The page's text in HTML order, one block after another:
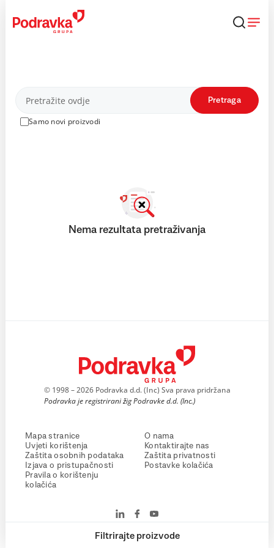
content
Proizvodi
Samo novi proizvodi
Pretraga
Filtrirajte proizvode
Nema rezultata pretraživanja
© 1998 – 2026 Podravka d.d. (Inc) Sva prava pridržana
Podravka je registrirani žig Podravke d.d. (Inc.)
Mapa stranice
Uvjeti korištenja
Zaštita osobnih podataka
Izjava o pristupačnosti
Pravila o korištenju
kolačića
O nama
Kontaktirajte nas
Zaštita privatnosti
Postavke kolačića